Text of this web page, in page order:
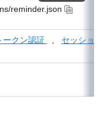
reminder.json
ークン認証
セッショ